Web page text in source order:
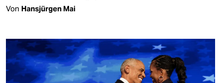
Von Hansjürgen Mai